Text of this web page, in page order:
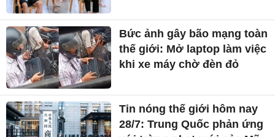
Bức ảnh gây bão mạng toàn
thế giới: Mở laptop làm việc
khi xe máy chờ đèn đỏ
Tin nóng thế giới hôm nay
28/7: Trung Quốc phản ứng